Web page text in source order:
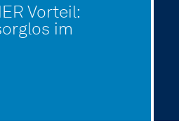
Vorteil:
im